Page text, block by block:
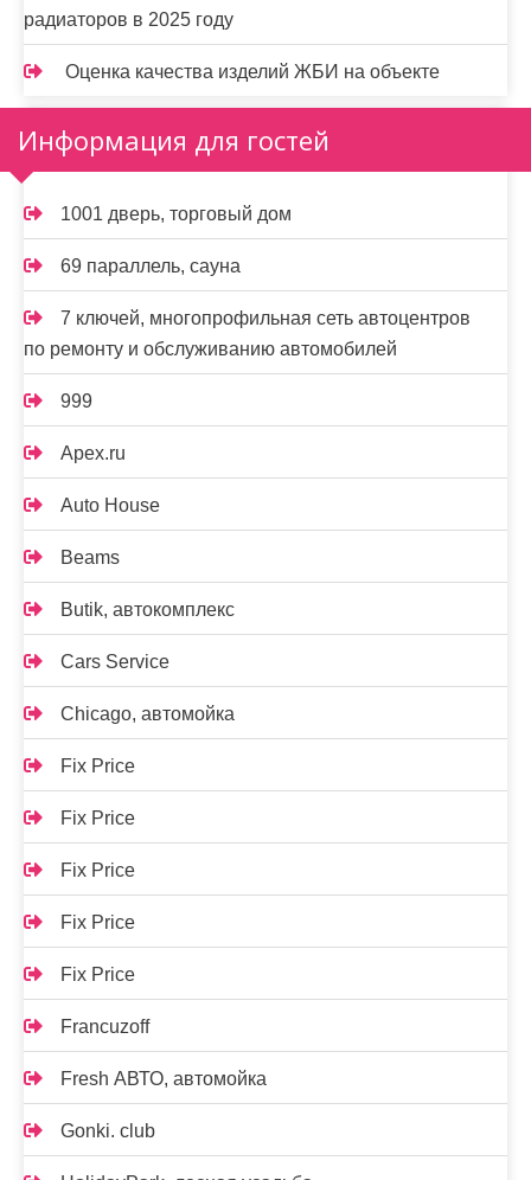
радиаторов в 2025 году
Оценка качества изделий ЖБИ на объекте
Информация для гостей
1001 дверь, торговый дом
69 параллель, сауна
7 ключей, многопрофильная сеть автоцентров
по ремонту и обслуживанию автомобилей
999
Apex.ru
Auto House
Beams
Butik, автокомплекс
Cars Service
Chicago, автомойка
Fix Price
Fix Price
Fix Price
Fix Price
Fix Price
Francuzoff
Fresh АВТО, автомойка
Gonki. club